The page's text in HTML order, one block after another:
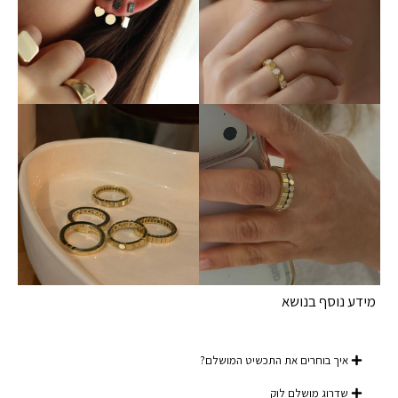
מידע נוסף בנושא
איך בוחרים את התכשיט המושלם?
שדרוג מושלם לוק